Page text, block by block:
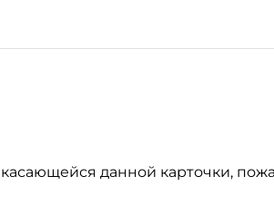
данной карточки,